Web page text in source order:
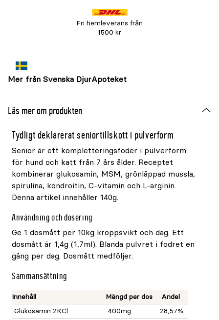
Fri hemleverans från
1500 kr
Mer från Svenska DjurApoteket
Läs mer om produkten
Tydligt deklarerat seniortillskott i pulverform
Senior är ett kompletteringsfoder i pulverform
för hund och katt från 7 års ålder. Receptet
kombinerar glukosamin, MSM, grönläppad mussla,
spirulina, kondroitin, C-vitamin och L-arginin.
Denna artikel innehåller 140g.
Användning och dosering
Ge 1 dosmått per 10kg kroppsvikt och dag. Ett
dosmått är 1,4g (1,7ml). Blanda pulvret i fodret en
gång per dag. Dosmått medföljer.
Sammansättning
Innehåll Mängd per dos
Andel
Glukosamin 2KCl
400mg
28,57%